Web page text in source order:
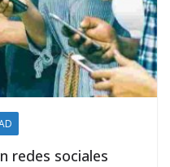
redes sociales